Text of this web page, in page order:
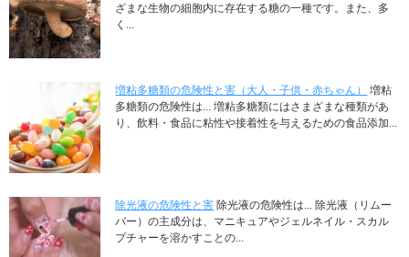
ざまな生物の細胞内に存在する糖の一種です。また、多
く...
増粘多糖類の危険性と害（大人・子供・赤ちゃん）
増粘
多糖類の危険性は... 増粘多糖類にはさまざまな種類があ
り、飲料・食品に粘性や接着性を与えるための食品添加...
除光液の危険性と害 除光液の危険性は... 除光液（リムー
バー）の主成分は、マニキュアやジェルネイル・スカル
プチャーを溶かすことの...